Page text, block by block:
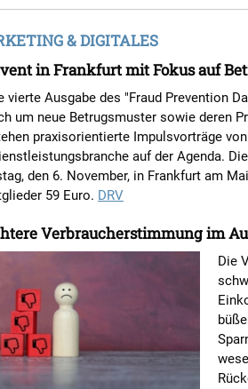
& DIGITALES
in Frankfurt mit Fokus auf
vierte Ausgabe des "Fraud Prevention
um neue Betrugsmuster sowie deren
praxisorientierte Impulsvorträge von
auf der Agenda.
den 6. November, in Frankfurt am
59 Euro. DRV
Verbraucherstimmung im
Die